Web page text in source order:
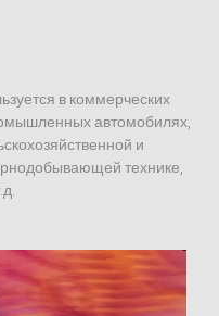
в коммерческих
автомобилях,
и
технике,